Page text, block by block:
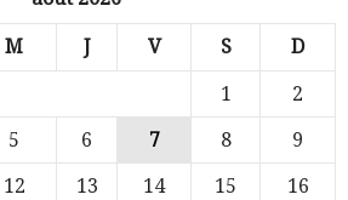
M J V S D
1
2
5 6 7 8
9
12 13 14 15
16